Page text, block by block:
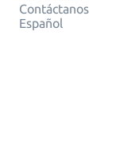
Contáctanos
Español